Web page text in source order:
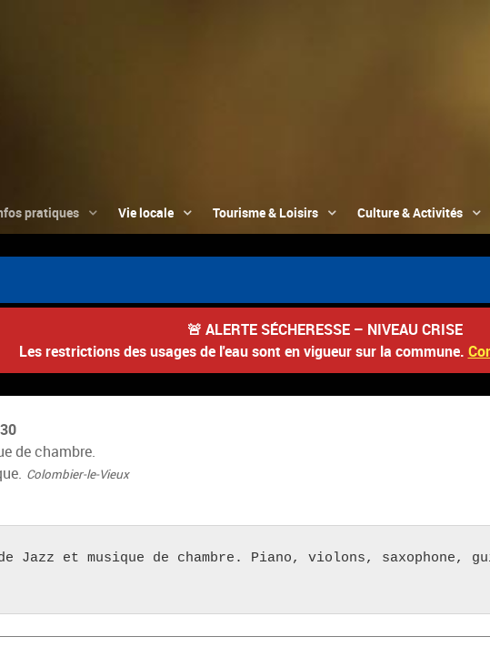
pratiques Vie locale Tourisme & Loisirs Culture & Activités
🚨 ALERTE SÉCHERESSE – NIVEAU CRISE
Les restrictions des usages de l'eau sont en vigueur sur la commune.
de chambre.
Colombier-le-Vieux
Jazz et musique de chambre. Piano, violons, saxophone,